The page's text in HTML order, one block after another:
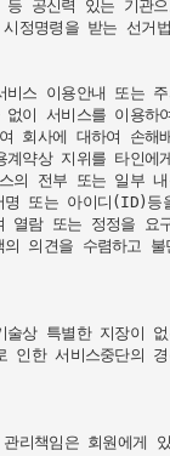
공신력 있는 기관
정명령을 받는 선거
스 이용안내 또는
이 서비스를 이용
회사에 대하여 손해
약상 지위를 타인
의 전부 또는 일부
또는 아이디(ID)등
람 또는 정정을 요
의견을 수렴하고
상 특별한 지장이
한 서비스중단의
리책임은 회원에게